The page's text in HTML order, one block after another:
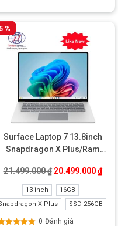
₫.
tại là: 25.999.000 ₫.
5 %
Surface Laptop 7 13.8inch
Snapdragon X Plus/Ram
(Full Box)
21.499.000₫ Giá gốc là:
20.499.000₫Giá
13 inch
16GB
X Plus
SSD 256GB
0 Đánh giá